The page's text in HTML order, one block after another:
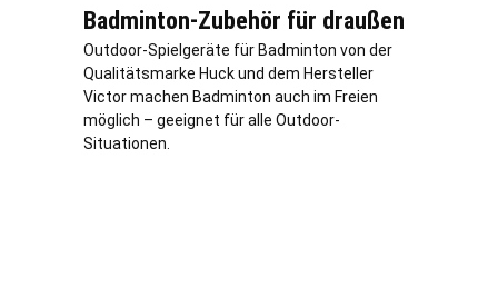
Badminton-Zubehör für draußen
Outdoor-Spielgeräte für Badminton von der
Qualitätsmarke Huck und dem Hersteller
Victor machen Badminton auch im Freien
möglich – geeignet für alle Outdoor-
Situationen.